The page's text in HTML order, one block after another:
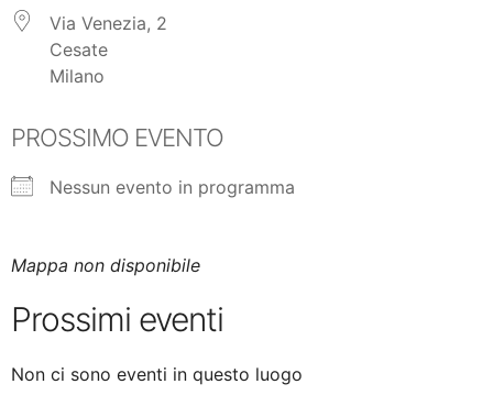
Via Venezia, 2
Cesate
Milano
PROSSIMO EVENTO
Nessun evento in programma
Mappa non disponibile
Prossimi eventi
Non ci sono eventi in questo luogo